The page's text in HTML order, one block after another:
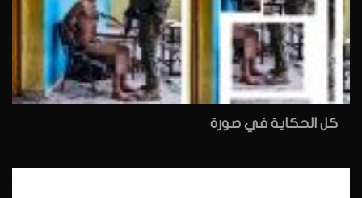
كل الحكاية في صورة